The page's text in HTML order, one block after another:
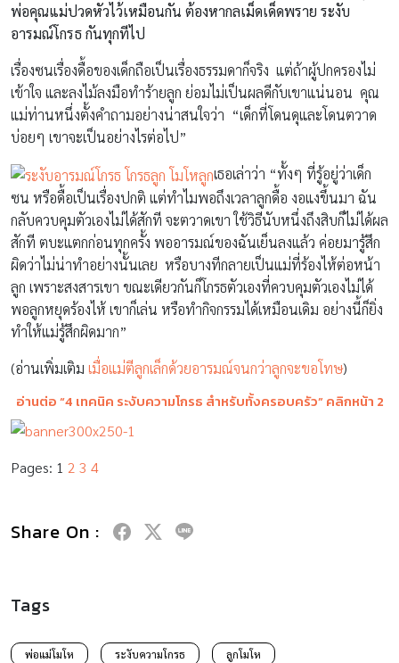
พ่อคุณแม่ปวดหัวไว้เหมือนกัน ต้องหากลเม็ดเด็ดพราย ระงับ
อารมณ์โกรธ กันทุกทีไป
เรื่องซนเรื่องดื้อของเด็กถือเป็นเรื่องธรรมดาก็จริง แต่ถ้าผู้ปกครองไม่
เข้าใจ และลงไม้ลงมือทำร้ายลูก ย่อมไม่เป็นผลดีกับเขาแน่นอน คุณ
แม่ท่านหนึ่งตั้งคำถามอย่างน่าสนใจว่า “เด็กที่โดนดุและโดนตวาด
บ่อยๆ เขาจะเป็นอย่างไรต่อไป”
เธอเล่าว่า “ทั้งๆ ที่รู้อยู่ว่าเด็ก
ซน หรือดื้อเป็นเรื่องปกติ แต่ทำไมพอถึงเวลาลูกดื้อ งอแงขึ้นมา ฉัน
กลับควบคุมตัวเองไม่ได้สักที จะตวาดเขา ใช้วิธีนับหนึ่งถึงสิบก็ไม่ได้ผล
สักที ตบะแตกก่อนทุกครั้ง พออารมณ์ของฉันเย็นลงแล้ว ค่อยมารู้สึก
ผิดว่าไม่น่าทำอย่างนั้นเลย หรือบางทีกลายเป็นแม่ที่ร้องไห้ต่อหน้า
ลูก เพราะสงสารเขา ขณะเดียวกันก็โกรธตัวเองที่ควบคุมตัวเองไม่ได้
พอลูกหยุดร้องไห้ เขาก็เล่น หรือทำกิจกรรมได้เหมือนเดิม อย่างนี้ก็ยิ่ง
ทำให้แม่รู้สึกผิดมาก”
(อ่านเพิ่มเติม เมื่อแม่ตีลูกเล็กด้วยอารมณ์จนกว่าลูกจะขอโทษ)
อ่านต่อ “4 เทคนิค ระงับความโกรธ สำหรับทั้งครอบครัว” คลิกหน้า 2
Pages: 1 2 3 4
Share On :
Tags
พ่อแม่โมโห ระงับความโกรธ ลูกโมโห